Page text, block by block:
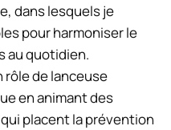
dans lesquels je
pour harmoniser le
au quotidien.
rôle de lanceuse
en animant des
placent la prévention